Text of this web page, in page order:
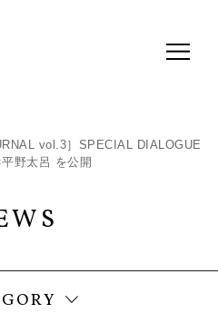
vol.3］SPECIAL DIALOGUE
野太呂 を公開